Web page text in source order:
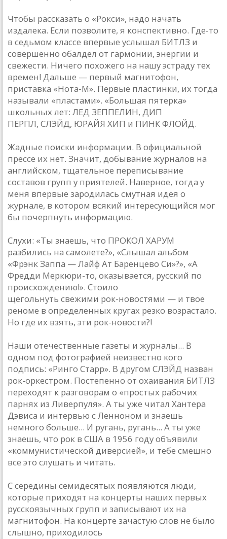
Чтобы рассказать о «Рокси», надо начать
издалека. Если позволите, я конспективно. Где-то
в седьмом классе впервые услышал БИТЛЗ и
совершенно обалдел от гармонии, энергии и
свежести. Ничего похожего на нашу эстраду тех
времен! Дальше — первый магнитофон,
приставка «Нота-М». Первые пластинки, их тогда
называли «пластами». «Большая пятерка»
школьных лет: ЛЕД ЗЕППЕЛИН, ДИП
ПЕРПЛ, СЛЭЙД, ЮРАЙЯ ХИП и ПИНК ФЛОЙД.
Жадные поиски информации. В официальной
прессе их нет. Значит, добывание журналов на
английском, тщательное переписывание
составов групп у приятелей. Наверное, тогда у
меня впервые зародилась смутная идея о
журнале, в котором всякий интересующийся мог
бы почерпнуть информацию.
Слухи: «Ты знаешь, что ПРОКОЛ ХАРУМ
разбились на самолете?», «Слышал альбом
«Фрэнк Заппа — Лайф Ат Баренцево Си»?», «А
Фредди Меркюри-то, оказывается, русский по
происхождению!». Стоило
щегольнуть свежими рок-новостями — и твое
реноме в определенных кругах резко возрастало.
Но где их взять, эти рок-новости?!
Наши отечественные газеты и журналы... В
одном под фотографией неизвестно кого
подпись: «Ринго Старр». В другом СЛЭЙД назван
рок-оркестром. Постепенно от охаивания БИТЛЗ
переходят к разговорам о «простых рабочих
парнях из Ливерпуля». А ты уже читал Хантера
Дэвиса и интервью с Ленноном и знаешь
немного больше... И ругань, ругань... А ты уже
знаешь, что рок в США в 1956 году объявили
«коммунистической диверсией», и тебе смешно
все это слушать и читать.
С середины семидесятых появляются люди,
которые приходят на концерты наших первых
русскоязычных групп и записывают их на
магнитофон. На концерте зачастую слов не было
слышно, приходилось